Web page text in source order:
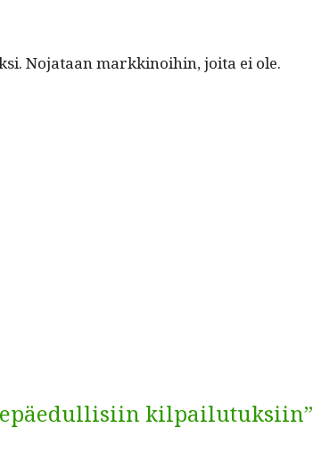
Nojataan markki­noi­hin, joi­ta ei ole.
kilpailutuksiin”